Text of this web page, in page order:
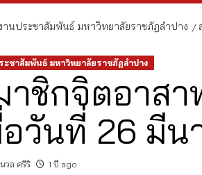
านประชาสัมพันธ์ มหาวิทยาลัยราชภัฏลำปาง
ะชาสัมพันธ์ มหาวิทยาลัยราชภัฏลำปาง
าชิกจิตอาส
อวันที่ 26 มี
วล ศรีริ 1 ปี ago